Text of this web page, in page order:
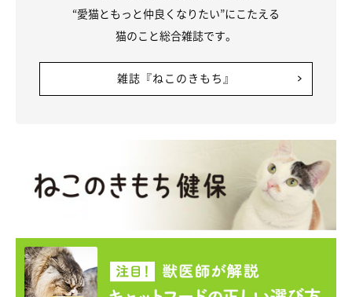
“愛猫ともっと仲良くなりたい”にこたえる
猫のこと総合雑誌です。
雑誌『ねこのきもち』